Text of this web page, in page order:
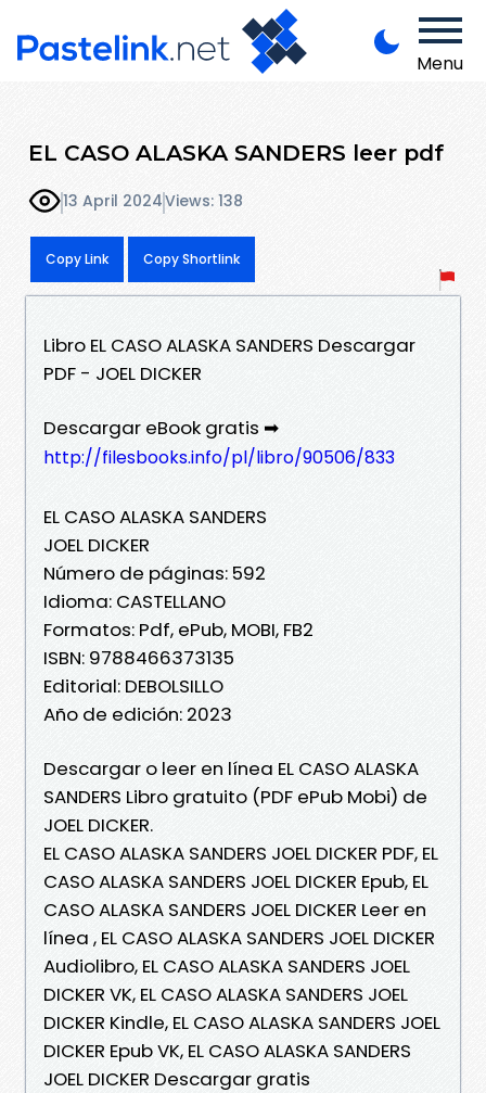
Menu
EL CASO ALASKA SANDERS leer pdf
13 April 2024Views: 138
Copy Link Copy Shortlink
Libro EL CASO ALASKA SANDERS Descargar
PDF - JOEL DICKER
Descargar eBook gratis ➡
http://filesbooks.info/pl/libro/90506/833
EL CASO ALASKA SANDERS
JOEL DICKER
Número de páginas: 592
Idioma: CASTELLANO
Formatos: Pdf, ePub, MOBI, FB2
ISBN: 9788466373135
Editorial: DEBOLSILLO
Año de edición: 2023
Descargar o leer en línea EL CASO ALASKA
SANDERS Libro gratuito (PDF ePub Mobi) de
JOEL DICKER.
EL CASO ALASKA SANDERS JOEL DICKER PDF, EL
CASO ALASKA SANDERS JOEL DICKER Epub, EL
CASO ALASKA SANDERS JOEL DICKER Leer en
línea , EL CASO ALASKA SANDERS JOEL DICKER
Audiolibro, EL CASO ALASKA SANDERS JOEL
DICKER VK, EL CASO ALASKA SANDERS JOEL
DICKER Kindle, EL CASO ALASKA SANDERS JOEL
DICKER Epub VK, EL CASO ALASKA SANDERS
JOEL DICKER Descargar gratis